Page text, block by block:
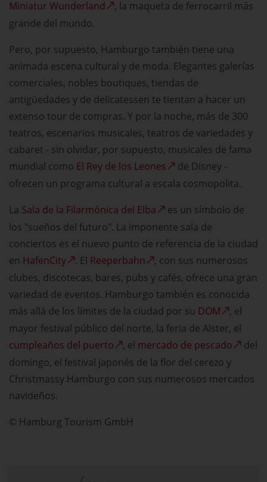
Miniatur Wunderland
, la maqueta de ferrocarril más
grande del mundo.
Pero, por supuesto, Hamburgo también tiene una
animada escena cultural y de moda. Elegantes galerías
comerciales, nobles boutiques, tiendas de
antigüedades y de delicatessen te tientan a hacer un
extenso tour de compras. Y por la noche, más de 300
teatros, escenarios musicales, teatros de variedades y
cabaret - sin olvidar, por supuesto, musicales de fama
mundial como El Rey de los Leones
de Disney -
ofrecen un programa cultural a escala cosmopolita.
La Sala de la Filarmónica del Elba
es un símbolo de
los "sueños del futuro". La imponente sala de
conciertos es el nuevo punto de referencia de la ciudad
en HafenCity . El Reeperbahn
, con sus numerosos
clubes, discotecas, bares, pubs y cafés, ofrece una gran
variedad de eventos. Hamburgo también es conocida
más allá de los límites de la ciudad por su DOM
, el
mayor festival público del norte, la feria de Alster, el
cumpleaños del puerto
, el mercado de pescado
del
domingo, el festival japonés de la flor del cerezo y
Christmassy Hamburgo con sus numerosos mercados
navideños.
© Hamburg Tourism GmbH